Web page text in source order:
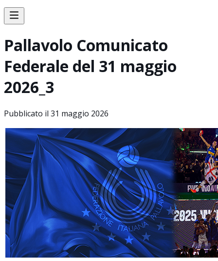
Pallavolo Comunicato
Federale del 31 maggio
2026_3
Pubblicato il 31 maggio 2026